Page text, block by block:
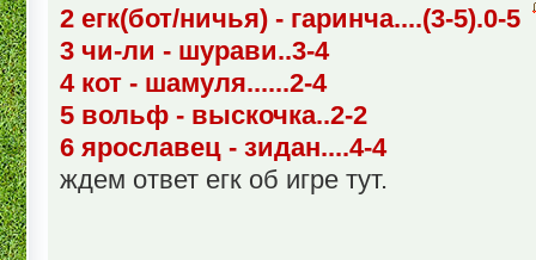
2 егк(бот/ничья) - гаринча....(3-5).0-5
3 чи-ли - шурави..3-4
4 кот - шамуля......2-4
5 вольф - выскочка..2-2
6 ярославец - зидан....4-4
ждем ответ егк об игре тут.